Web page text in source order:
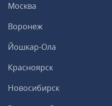
Москва
Воронеж
Йошкар-Ола
Красноярск
Новосибирск